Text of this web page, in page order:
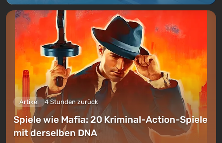
Artikel 4 Stunden zurück
Spiele wie Mafia: 20 Kriminal-Action-Spiele
mit derselben DNA